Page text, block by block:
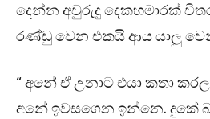
දෙන්න අවුරුදු දෙකහමාරක්
රණ්ඩු වෙන එකයි ආය යාලු
“ අනේ ඒ උනාට එයා කතා
අනේ ඉවසගෙන ඉන්නෙ. දුකේ